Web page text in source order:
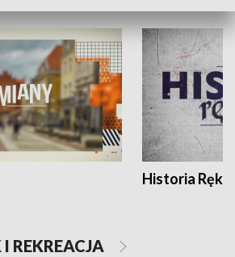
Historia Ręką
REKREACJA